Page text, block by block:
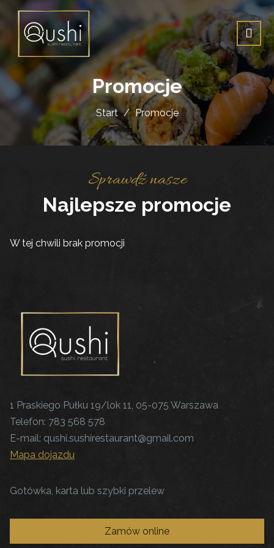
Promocje
Start Promocje
Sprawdź nasze
Najlepsze promocje
W tej chwili brak promocji
1 Praskiego Pułku 19/lok 11, 05-075 Warszawa
Telefon: 783 568 578
E-mail: qushi.sushirestaurant@gmail.com
Mapa dojazdu
Gotówka, karta lub szybki przelew
Zamów online